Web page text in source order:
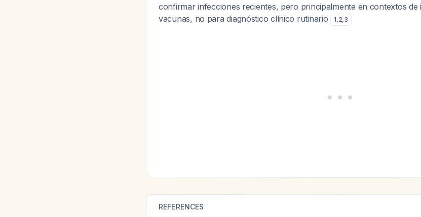
confirmar infecciones recientes, pero principalmente en contextos de
vacunas, no para diagnóstico clínico rutinario
1,2,3
REFERENCES